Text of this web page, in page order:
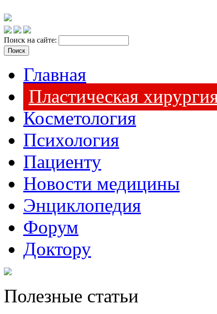
Поиск на сайте:
Главная
Пластическая
Косметология
Психология
Пациенту
Новости медицины
Энциклопедия
Форум
Доктору
Полезные статьи